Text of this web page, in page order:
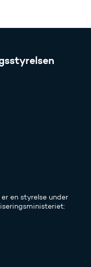
en styrelse under